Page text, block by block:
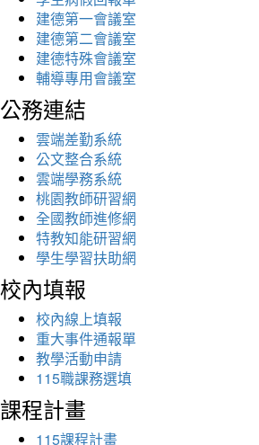
建德第一會議室
建德第二會議室
建德特殊會議室
輔導專用會議室
公務連結
雲端差勤系統
公文整合系統
雲端學務系統
桃園教師研習網
全國教師進修網
特教知能研習網
學生學習扶助網
校內填報
校內線上填報
重大事件通報單
教學活動申請
115職課務選填
課程計畫
115課程計畫